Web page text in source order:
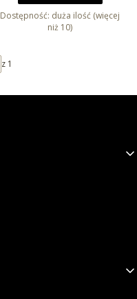
Dostępność: duża ilość (więcej
niż 10)
z 1